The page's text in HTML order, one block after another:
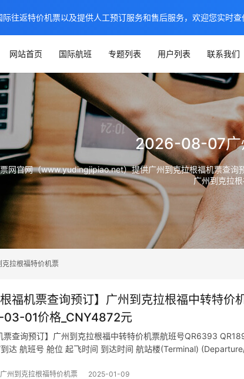
网站首页 国际航班 专题列表 用户列表 联系我们
2026-08-07广
网官网（www.yudingjipiao.net）提供广州到克拉根福机票查
广州到克拉
克拉根福特价机票
根福机票查询预订】广州到克拉根福中转特
01价格_CNY4872元
票查询预订】广州到克拉根福中转特价机票航班号QR6393
达 航班号 舱位 起飞时间 到达时间 航站楼(Terminal)
广州到克拉根福特价机票 2025-01-09
往返特价机票以及提供人工预订服务和售后服务，欢迎您实时查